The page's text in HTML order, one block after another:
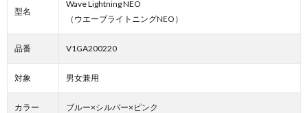
型名
Wave Lightning NEO
（ウエーブライトニングNEO）
品番 V1GA200220
対象 男女兼用
カラー ブルー×シルバー×ピンク